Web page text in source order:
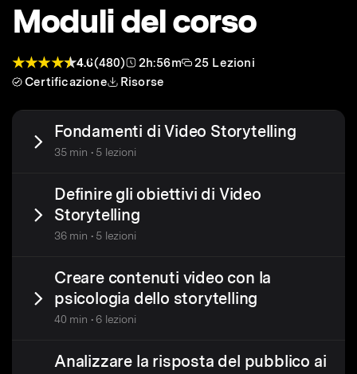
Moduli del corso
4.6(480) 2h:56m
25 Lezioni
Certificazione
Risorse
Fondamenti di Video Storytelling
35 min • 5 lezioni
Definire gli obiettivi di Video
Storytelling
36 min • 5 lezioni
Creare contenuti video con la
psicologia dello storytelling
40 min • 6 lezioni
Analizzare la risposta del pubblico ai